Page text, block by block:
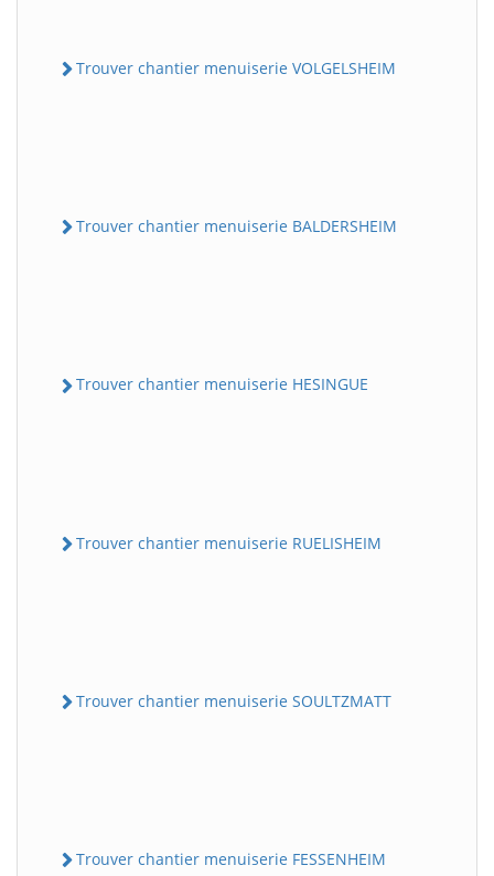
Trouver chantier menuiserie VOLGELSHEIM
Trouver chantier menuiserie BALDERSHEIM
Trouver chantier menuiserie HESINGUE
Trouver chantier menuiserie RUELISHEIM
Trouver chantier menuiserie SOULTZMATT
Trouver chantier menuiserie FESSENHEIM